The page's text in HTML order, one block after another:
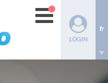
LOGIN
fr